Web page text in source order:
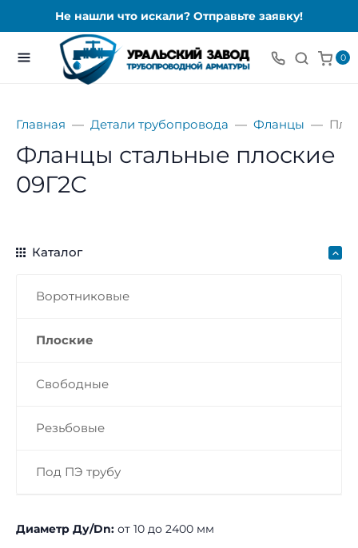
Не нашли что искали? Отправьте заявку!
0
Главная Детали трубопровода Фланцы
Фланцы стальные плоские
09Г2С
Каталог
Воротниковые
Плоские
Свободные
Резьбовые
Под ПЭ трубу
Диаметр Ду/Dn: от 10 до 2400 мм